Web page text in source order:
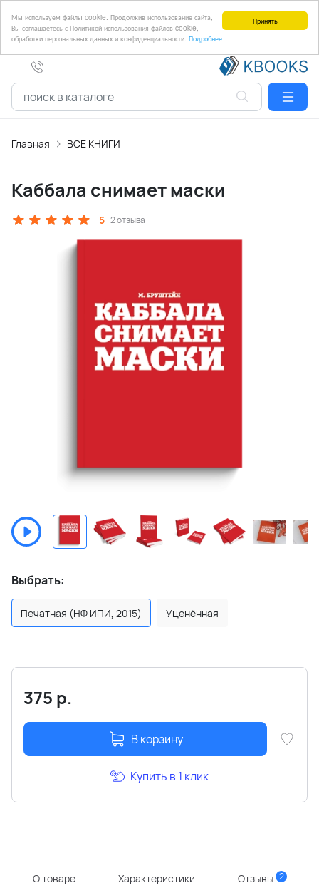
Принять
Мы используем файлы cookie. Продолжив использование сайта,
Вы соглашаетесь с Политикой использования файлов cookie,
обработки персональных данных и конфиденциальности. Подробнее
Главная ВСЕ КНИГИ
Каббала снимает маски
5 2 отзыва
Выбрать:
Печатная (НФ ИПИ, 2015) Уценённая
375 р.
В корзину
Купить в 1 клик
О товаре Характеристики Отзывы 2